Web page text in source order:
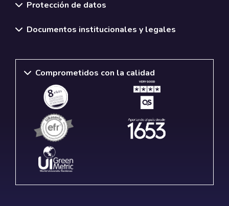
Protección de datos
Documentos institucionales y legales
Comprometidos con la calidad